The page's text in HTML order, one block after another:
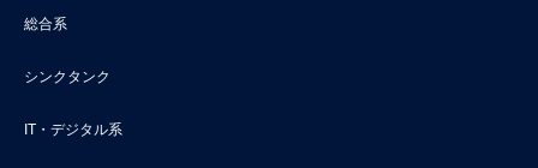
総合系
シンクタンク
IT・デジタル系